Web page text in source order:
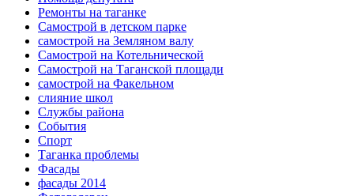
Ремонты на таганке
Самострой в детском парке
самострой на Земляном валу
Самострой на Котельнической
Самострой на Таганской площади
самострой на Факельном
слияние школ
Службы района
События
Спорт
Таганка проблемы
Фасады
фасады 2014